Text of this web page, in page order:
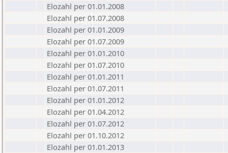
Elozahl per 01.01.2008
Elozahl per 01.07.2008
Elozahl per 01.01.2009
Elozahl per 01.07.2009
Elozahl per 01.01.2010
Elozahl per 01.07.2010
Elozahl per 01.01.2011
Elozahl per 01.07.2011
Elozahl per 01.01.2012
Elozahl per 01.04.2012
Elozahl per 01.07.2012
Elozahl per 01.10.2012
Elozahl per 01.01.2013